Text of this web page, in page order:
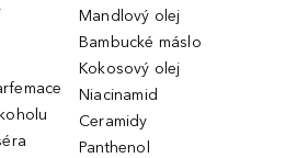
Mandlový olej
Bambucké máslo
Kokosový olej
Niacinamid
Ceramidy
Panthenol